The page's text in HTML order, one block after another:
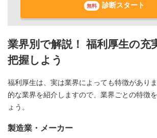
無料 診断スタート
業界別で解説！ 福利厚生の充
把握しよう
福利厚生は、実は業界によっても特徴があり
的な業界を紹介しますので、業界ごとの特徴
ょう。
製造業・メーカー